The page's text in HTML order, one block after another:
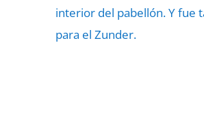
interior del pabellón. Y fue
para el Zunder.